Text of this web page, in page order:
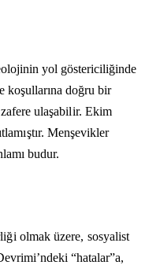
yol göstericiliğinde
koşullarına doğru bir
ulaşabilir. Ekim
Menşevikler
budur.
olmak üzere, sosyalist
“hatalar”a,